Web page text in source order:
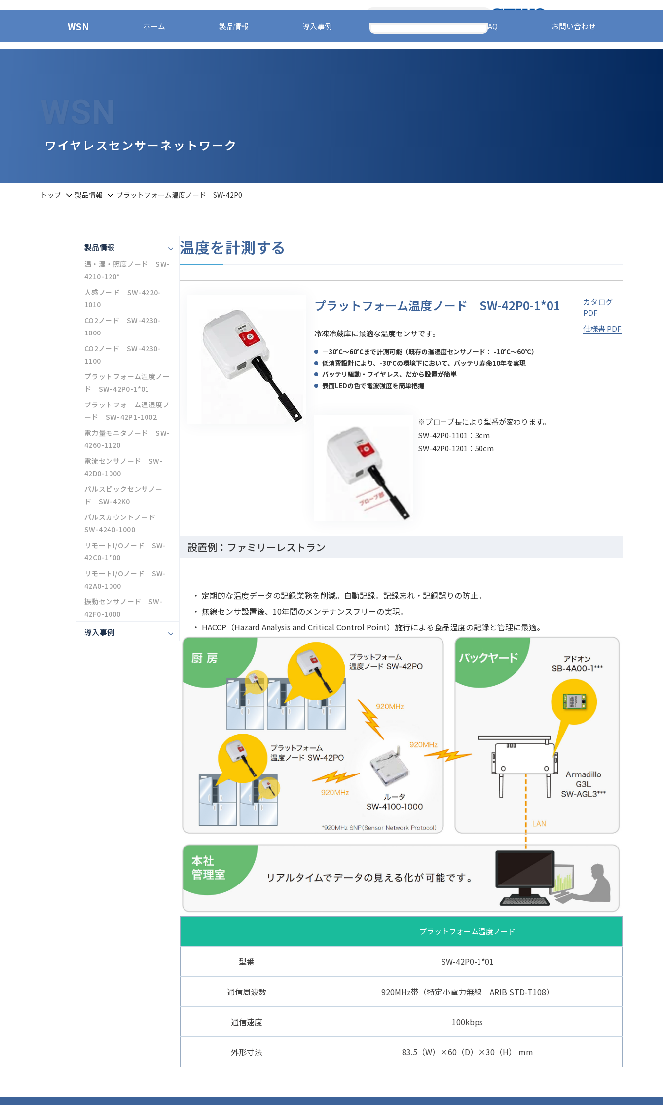
ホーム製品情報 技術情報 サステナビリティ
WSN ホーム 製品情報 導入事例 ダウンロード FAQ お問い合わせ
ワイヤレスセンサーネットワーク
トップ 製品情報 プラットフォーム温度ノード SW-42P0
温度を計測する
プラットフォーム温度ノード SW-42P0-1*01
冷凍冷蔵庫に最適な温度センサです。
－30℃～60℃まで計測可能（既存の温湿度センサノード： -10℃～60℃）
低消費設計により、-30℃の環境下において、バッテリ寿命10年を実現
バッテリ駆動・ワイヤレス、だから設置が簡単
表面LEDの色で電波強度を簡単把握
※プローブ長により型番が変わります。
SW-42P0-1101：3cm
SW-42P0-1201：50cm
カタログ
PDF
仕様書 PDF
設置例：ファミリーレストラン
・ 定期的な温度データの記録業務を削減。自動記録。記録忘れ・記録誤りの防止。
・ 無線センサ設置後、10年間のメンテナンスフリーの実現。
・ HACCP（Hazard Analysis and Critical Control Point）施行による食品温度の記録と管理に最適。
プラットフォーム温度ノード
型番 SW-42P0-1*01
通信周波数 920MHz帯（特定小電力無線 ARIB STD-T108）
通信速度 100kbps
外形寸法 83.5（W）×60（D）×30（H） mm
製品情報
温・湿・照度ノード SW-
4210-120*
人感ノード SW-4220-
1010
CO2ノード SW-4230-
1000
CO2ノード SW-4230-
1100
プラットフォーム温度ノー
ド SW-42P0-1*01
プラットフォーム温湿度ノ
ード SW-42P1-1002
電力量モニタノード SW-
4260-1120
電流センサノード SW-
42D0-1000
パルスピックセンサノー
ド SW-42K0
パルスカウントノード
SW-4240-1000
リモートI/Oノード SW-
42C0-1*00
リモートI/Oノード SW-
42A0-1000
振動センサノード SW-
42F0-1000
導入事例